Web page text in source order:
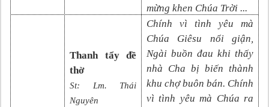
mừng khen Chúa Trời ...
Thanh tẩy đề
thờ
St: Lm. Thái
Nguyên
Chính vì tình yêu mà
Chúa Giêsu nổi giận,
Ngài buồn đau khi thấy
nhà Cha bị biến thành
khu chợ buôn bán. Chính
vì tình yêu mà Chúa ra